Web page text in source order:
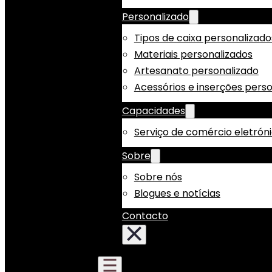
Personalizado
Tipos de caixa
Materiais personalizados
Artesanato personalizado
Acessórios e inserções
Capacidades
Serviço de comércio
Sobre
Sobre nós
Blogues e notícias
Contacto